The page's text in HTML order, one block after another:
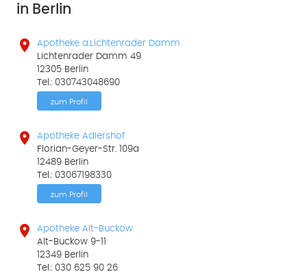
in Berlin

Apotheke a.Lichtenrader Damm
Lichtenrader Damm 49
12305 Berlin
Tel.: 030743048690
zum Profil

Apotheke Adlershof
Florian-Geyer-Str. 109a
12489 Berlin
Tel.: 03067198330
zum Profil

Apotheke Alt-Buckow
Alt-Buckow 9-11
12349 Berlin
Tel.: 030 625 90 26